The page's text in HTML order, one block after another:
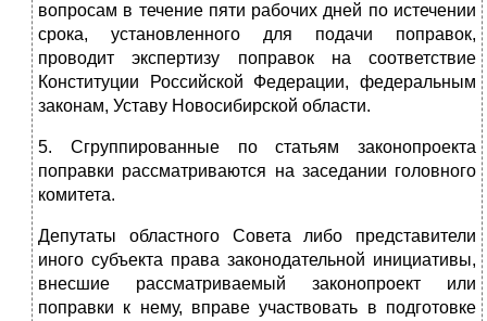
вопросам в течение пяти рабочих дней по истечении
срока, установленного для подачи поправок,
проводит экспертизу поправок на соответствие
Конституции Российской Федерации, федеральным
законам, Уставу Новосибирской области.
5. Сгруппированные по статьям законопроекта
поправки рассматриваются на заседании головного
комитета.
Депутаты областного Совета либо представители
иного субъекта права законодательной инициативы,
внесшие рассматриваемый законопроект или
поправки к нему, вправе участвовать в подготовке